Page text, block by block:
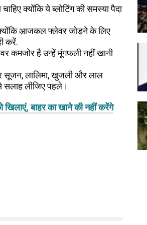
क्योंकि ये ब्लोटिंग की समस्या पैदा
आजकल फ्लेवर जोड़ने के लिए
करें.
कमजोर है उन्हें मूंगफली नहीं खानी
सूजन, लालिमा, खुजली और लाल
सलाह लीजिए पहले।
बाहर का खाने की नहीं करेंगे